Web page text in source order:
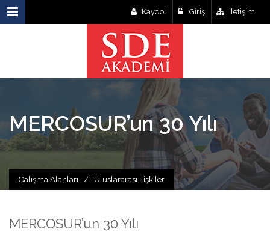
Kaydol Giriş İletişim
MERCOSUR’un 30 Yılı
Çalışma Alanları / Uluslararası İlişkiler
MERCOSUR’un 30 Yılı